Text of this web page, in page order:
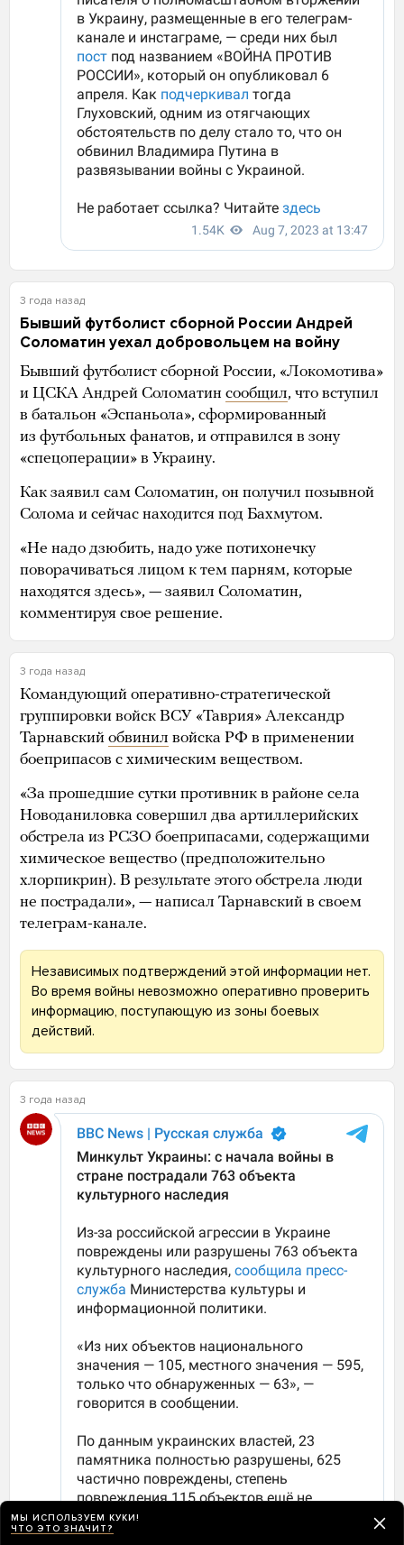
3 года назад
Бывший футболист сборной России Андрей
Соломатин уехал добровольцем на войну
Бывший футболист сборной России, «Локомотива»
и ЦСКА Андрей Соломатин сообщил, что вступил
в батальон «Эспаньола», сформированный
из футбольных фанатов, и отправился в зону
«спецоперации» в Украину.
Как заявил сам Соломатин, он получил позывной
Солома и сейчас находится под Бахмутом.
«Не надо дзюбить, надо уже потихонечку
поворачиваться лицом к тем парням, которые
находятся здесь», — заявил Соломатин,
комментируя свое решение.
3 года назад
Командующий оперативно-стратегической
группировки войск ВСУ «Таврия» Александр
Тарнавский обвинил войска РФ в применении
боеприпасов с химическим веществом.
«За прошедшие сутки противник в районе села
Новоданиловка совершил два артиллерийских
обстрела из РСЗО боеприпасами, содержащими
химическое вещество (предположительно
хлорпикрин). В результате этого обстрела люди
не пострадали», — написал Тарнавский в своем
телеграм-канале.
Независимых подтверждений этой информации нет.
Во время войны невозможно оперативно проверить
информацию, поступающую из зоны боевых
действий.
3 года назад
МЫ ИСПОЛЬЗУЕМ КУКИ!
ЧТО ЭТО ЗНАЧИТ?